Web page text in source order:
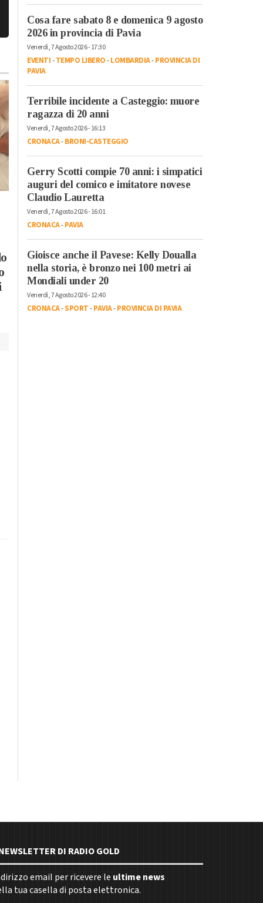
Giovedì, 6 Agosto 2026 - 12:10
Cronaca-Pavia
Controlli dei
Carabinieri a Pavia e
Landriano: oltre
cinquecento persone
identificate
Gioisce anche il
Pavese: Kelly
nella storia, è bronzo
Cosa fare sabato 8 e domenica 9 agosto
2026 in provincia di Pavia
Venerdì, 7 Agosto 2026 - 17:30
EVENTI-TEMPO LIBERO-LOMBARDIA-PROVINCIA DI
PAVIA
Terribile incidente a Casteggio: muore
ragazza di 20 anni
Venerdì, 7 Agosto 2026 - 16:13
CRONACA-BRONI-CASTEGGIO
Gerry Scotti compie 70 anni: i simpatici
auguri del comico e imitatore novese
Claudio Lauretta
Venerdì, 7 Agosto 2026 - 16:01
CRONACA-PAVIA
Gioisce anche il Pavese: Kelly Doualla
nella storia, è bronzo nei 100 metri ai
Mondiali under 20
Venerdì, 7 Agosto 2026 - 12:40
CRONACA-SPORT-PAVIA-PROVINCIA DI PAVIA
DI RADIO GOLD
email per ricevere le ultime news
tua casella di posta elettronica.